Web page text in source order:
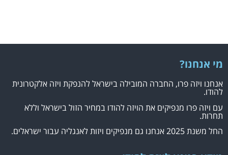
מי אנחנו?
אנחנו ויזה פרו, החברה המובילה בישראל להנפקת ויזה אלקטרונית
להודו.
עם ויזה פרו מנפיקים את הויזה להודו במחיר הזול בישראל וללא
תחרות.
החל משנת 2025 אנחנו גם מנפיקים ויזות לאנגליה עבור ישראלים.